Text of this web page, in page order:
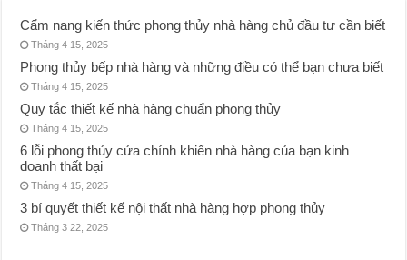
Cẩm nang kiến thức phong thủy nhà hàng chủ đầu tư cần biết
Tháng 4 15, 2025
Phong thủy bếp nhà hàng và những điều có thể bạn chưa biết
Tháng 4 15, 2025
Quy tắc thiết kế nhà hàng chuẩn phong thủy
Tháng 4 15, 2025
6 lỗi phong thủy cửa chính khiến nhà hàng của bạn kinh
doanh thất bại
Tháng 4 15, 2025
3 bí quyết thiết kế nội thất nhà hàng hợp phong thủy
Tháng 3 22, 2025